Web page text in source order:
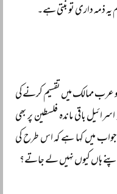
ذمہ داری تو بنتی ہے۔
عرب ممالک میں تقسیم کرنے کی
باقی ماندہ فلسطین پر بھی
میں کہا ہے کہ اس طرح کی
ہاں کیوں نہیں لے جاتے؟